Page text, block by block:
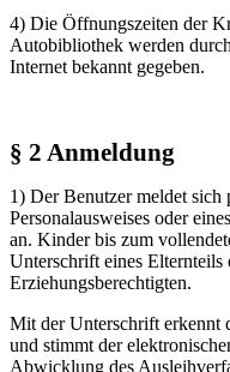
4) Die Öffnungszeiten der
Autobibliothek werden
Internet bekannt gegeben.
§ 2 Anmeldung
1) Der Benutzer meldet sich
Personalausweises oder
an. Kinder bis zum
Unterschrift eines Elternteils
Erziehungsberechtigten.
Mit der Unterschrift erkennt
und stimmt der
Abwicklung des